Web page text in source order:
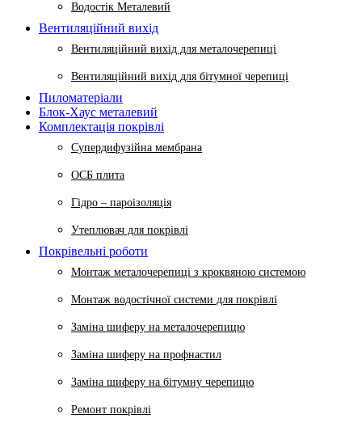
Водостік Металевий
Вентиляційний вихід
Вентиляційний вихід для металочерепиці
Вентиляційний вихід для бітумної черепиці
Пиломатеріали
Блок-Хаус металевий
Комплектація покрівлі
Супердифузійна мембрана
ОСБ плита
Гідро – пароізоляція
Утеплювач для покрівлі
Покрівельні роботи
Монтаж металочерепиці з кроквяною системою
Монтаж водостічної системи для покрівлі
Заміна шиферу на металочерепицю
Заміна шиферу на профнастил
Заміна шиферу на бітумну черепицю
Ремонт покрівлі